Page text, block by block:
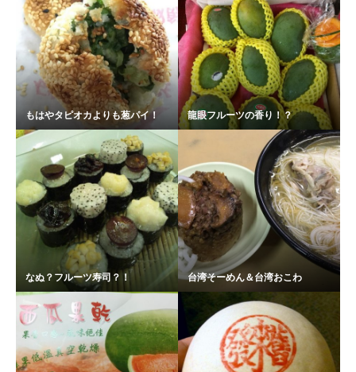
もはやタピオカよりも葱パイ！ 龍眼フルーツの香り！？
なぬ？フルーツ寿司？！ 台湾そーめん＆台湾おこわ